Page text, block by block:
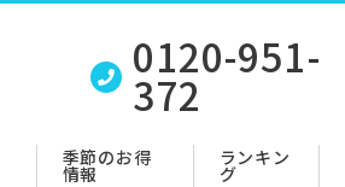
0120-951-
372
季節のお得
情報
ランキン
グ